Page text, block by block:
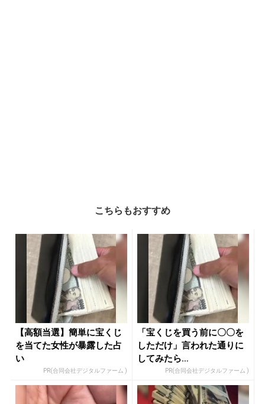
こちらもおすすめ
【高額当選】簡単に宝くじ
を当てた女性が暴露した占
い
PR(合同会社デジタルファーム )
「宝くじを買う前に〇〇を
しただけ」言われた通りに
してみたら…
PR(合同会社デジタルファーム )